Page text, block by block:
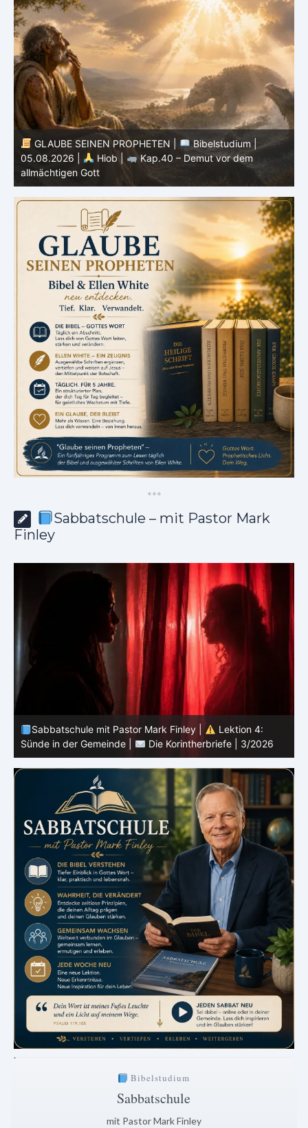
GLAUBE SEINEN PROPHETEN |
Bibelstudium |
04.08.2026 |
Hiob |
Kap.39 – Gottes Weisheit in der
Schöpfung
***
Sabbatschule – mit Pastor Mark
Finley
Sabbatschule mit Pastor Mark Finley |
Lektion 3:
Einheit in Christus |
Die Korintherbriefe | 3/2026
.
Bibelstudium
Sabbatschule
mit Pastor Mark Finley